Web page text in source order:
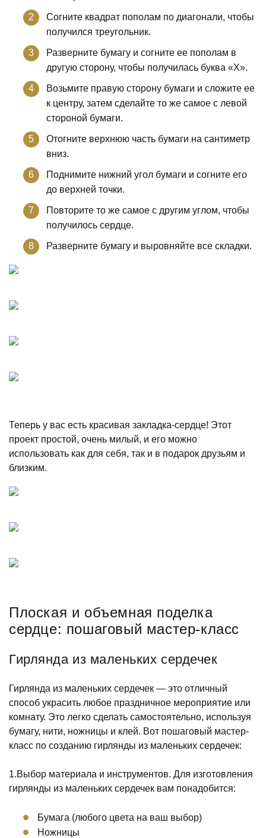
Согните квадрат пополам по диагонали, чтобы
получился треугольник.
Разверните бумагу и согните ее пополам в
другую сторону, чтобы получилась буква «Х».
Возьмите правую сторону бумаги и сложите ее
к центру, затем сделайте то же самое с левой
стороной бумаги.
Отогните верхнюю часть бумаги на сантиметр
вниз.
Поднимите нижний угол бумаги и согните его
до верхней точки.
Повторите то же самое с другим углом, чтобы
получилось сердце.
Разверните бумагу и выровняйте все складки.
Теперь у вас есть красивая закладка-сердце! Этот
проект простой, очень милый, и его можно
использовать как для себя, так и в подарок друзьям и
близким.
Плоская и объемная поделка
сердце: пошаговый мастер-класс
Гирлянда из маленьких сердечек
Гирлянда из маленьких сердечек — это отличный
способ украсить любое праздничное мероприятие или
комнату. Это легко сделать самостоятельно, используя
бумагу, нити, ножницы и клей. Вот пошаговый мастер-
класс по созданию гирлянды из маленьких сердечек:
1.Выбор материала и инструментов. Для изготовления
гирлянды из маленьких сердечек вам понадобится:
Бумага (любого цвета на ваш выбор)
Ножницы